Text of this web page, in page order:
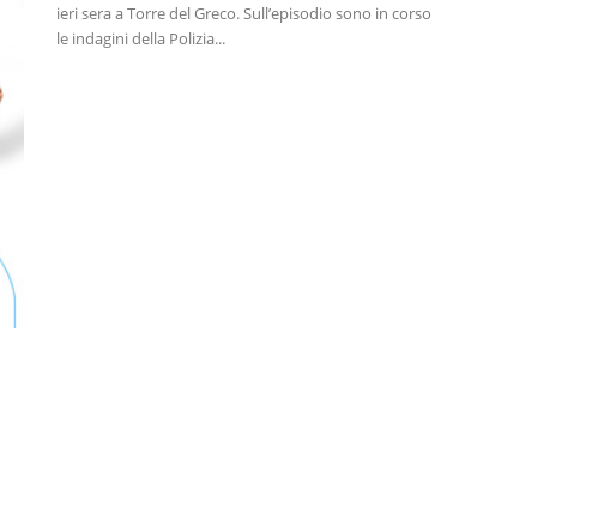
ieri sera a Torre del Greco. Sull’episodio sono in corso
le indagini della Polizia...